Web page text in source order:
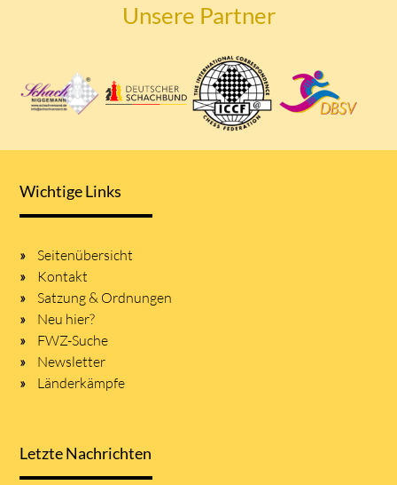
Unsere Partner
Wichtige Links
Seitenübersicht
Kontakt
Satzung & Ordnungen
Neu hier?
FWZ-Suche
Newsletter
Länderkämpfe
Letzte Nachrichten